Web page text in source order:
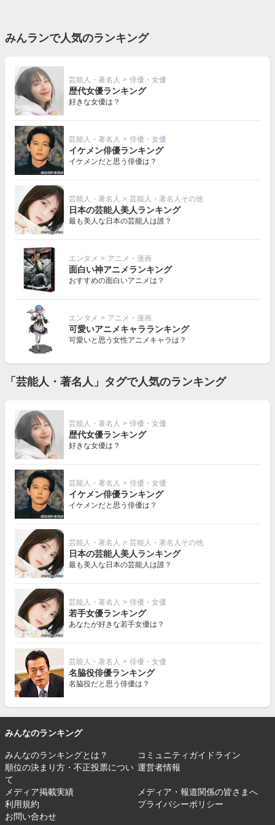
みんランで人気のランキング
芸能人・著名人 > 俳優・女優
歴代女優ランキング
好きな女優は？
芸能人・著名人 > 俳優・女優
イケメン俳優ランキング
イケメンだと思う俳優は？
芸能人・著名人 > 芸能人・著名人その他
日本の芸能人美人ランキング
最も美人な日本の芸能人は誰？
エンタメ > アニメ・漫画
面白い神アニメランキング
おすすめの面白いアニメは？
エンタメ > アニメ・漫画
可愛いアニメキャラランキング
可愛いと思う女性アニメキャラは？
「芸能人・著名人」タグで人気のランキング
芸能人・著名人 > 俳優・女優
歴代女優ランキング
好きな女優は？
芸能人・著名人 > 俳優・女優
イケメン俳優ランキング
イケメンだと思う俳優は？
芸能人・著名人 > 芸能人・著名人その他
日本の芸能人美人ランキング
最も美人な日本の芸能人は誰？
芸能人・著名人 > 俳優・女優
若手女優ランキング
あなたが好きな若手女優は？
芸能人・著名人 > 俳優・女優
名脇役俳優ランキング
名脇役だと思う俳優は？
みんなのランキング
みんなのランキングとは？
コミュニティガイドライン
順位の決まり方・不正投票につい
て
運営者情報
メディア掲載実績
メディア・報道関係の皆さまへ
利用規約
プライバシーポリシー
お問い合わせ